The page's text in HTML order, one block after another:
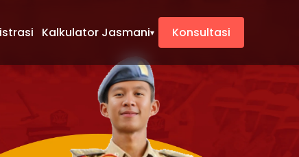
Kalkulator Jasmani▾ Konsultasi